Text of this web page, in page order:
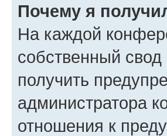
Почему я
На каждой
собственный
получить
администратора
отношения к